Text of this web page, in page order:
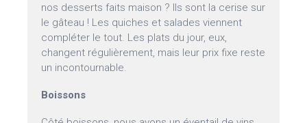
nos desserts faits maison ? Ils sont la cerise sur
le gâteau ! Les quiches et salades viennent
compléter le tout. Les plats du jour, eux,
changent régulièrement, mais leur prix fixe reste
un incontournable.
Boissons